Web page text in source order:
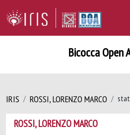
Bicocca Open
IRIS ROSSI, LORENZO MARCO
ROSSI, LORENZO MARCO